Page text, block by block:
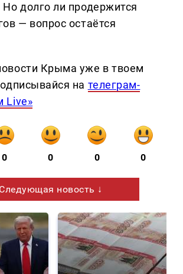
Но долго ли продержится
— вопрос остаётся
Крыма уже в твоем
на телеграм-
Live»
0 0 0 0
Следующая новость ↓